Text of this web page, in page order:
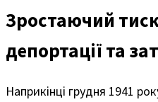
Зростаючий
депортації та
Наприкінці грудня 1941